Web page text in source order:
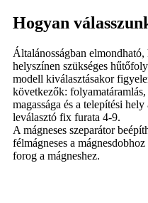
Hogyan
Általánosságban
helyszínen szükséges
modell kiválasztásakor
következők: folyamatáramlás,
magassága és a telepítési
leválasztó fix furata 4-9.
A mágneses szeparátor
félmágneses a
forog a mágneshez.